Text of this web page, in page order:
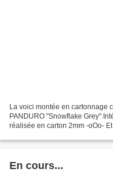
La voici montée en cartonnage
PANDURO "Snowflake Grey"
réalisée en carton 2mm -oOo-
En cours...